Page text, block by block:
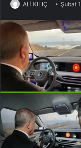
ALİ KILIÇ Şubat